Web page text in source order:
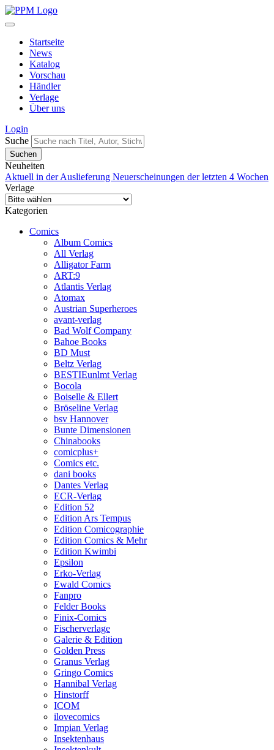
Startseite
News
Katalog
Vorschau
Händler
Verlage
Über uns
Login
Suche
Neuheiten
Aktuell in der Auslieferung Neuerscheinungen der letzten 4 Wochen
Verlage
Kategorien
Comics
Album Comics
All Verlag
Alligator Farm
ART:9
Atlantis Verlag
Atomax
Austrian Superheroes
avant-verlag
Bad Wolf Company
Bahoe Books
BD Must
Beltz Verlag
BESTIEunlmt Verlag
Bocola
Boiselle & Ellert
Bröseline Verlag
bsv Hannover
Bunte Dimensionen
Chinabooks
comicplus+
Comics etc.
dani books
Dantes Verlag
ECR-Verlag
Edition 52
Edition Ars Tempus
Edition Comicographie
Edition Comics & Mehr
Edition Kwimbi
Epsilon
Erko-Verlag
Ewald Comics
Fanpro
Felder Books
Finix-Comics
Fischerverlage
Galerie & Edition
Golden Press
Granus Verlag
Gringo Comics
Hannibal Verlag
Hinstorff
ICOM
ilovecomics
Impian Verlag
Insektenhaus